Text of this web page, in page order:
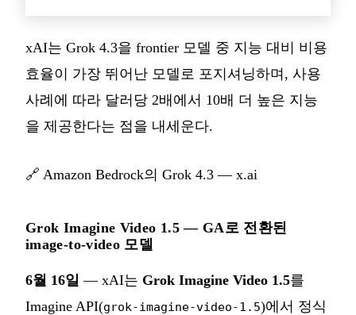
xAI는 Grok 4.3을 frontier 모델 중 지능 대비 비용
효율이 가장 뛰어난 모델로 포지셔닝하며, 사용
사례에 따라 달러당 2배에서 10배 더 높은 지능
을 제공한다는 점을 내세운다.
🔗 Amazon Bedrock의 Grok 4.3 — x.ai
Grok Imagine Video 1.5 — GA로 전환된
image-to-video 모델
6월 16일 — xAI는 Grok Imagine Video 1.5를
Imagine API(grok-imagine-video-1.5)에서 정식